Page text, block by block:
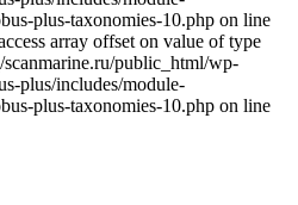
plus-taxonomies-10.php on line
array offset on value of type
public_html/wp-
plus/includes/module-
plus-taxonomies-10.php on line